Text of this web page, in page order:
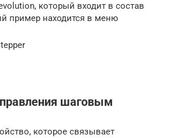
который входит в состав
пример находится в меню
шаговым
которое связывает